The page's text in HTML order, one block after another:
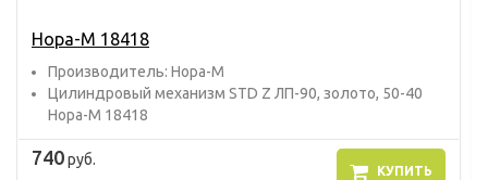
Нора-М 18418
Прoизвoдитель: Нора-М
Цилиндровый механизм STD Z ЛП-90, золото, 50-40
Нора-М 18418
740руб.
КУПИТЬ